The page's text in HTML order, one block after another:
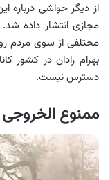
از دیگر حواشی درباره
مجازی انتشار داده
محتلفی از سوی مردم
بهرام رادان در کشور
دسترس نیست.
ممنوع الخروجی